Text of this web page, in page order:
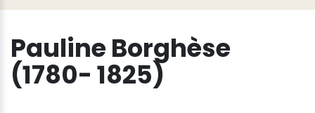
Pauline Borghèse
(1780- 1825)